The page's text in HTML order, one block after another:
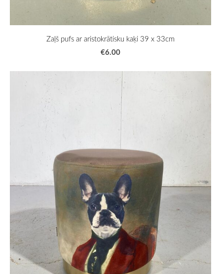
Zaļš pufs ar aristokrātisku kaķi 39 x 33cm
€6.00